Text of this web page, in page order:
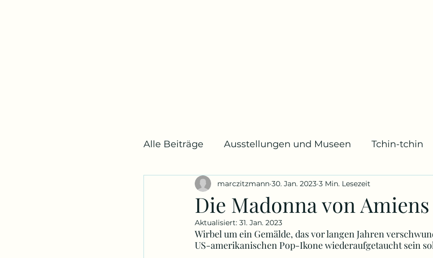
Alle Beiträge Ausstellungen und Museen Tchin-tchin
Bühne und Musik Archivstücke Mode
Medien Bücher Bildschirm und Leinwand
Die Madonna von Amiens
marczitzmann 30. Jan. 2023 3 Min. Lesezeit
Aktualisiert: 31. Jan. 2023
Wirbel um ein Gemälde, das vor langen Jahren
US-amerikanischen Pop-Ikone wiederaufgetaucht sein